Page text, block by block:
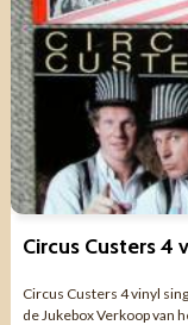
Circus Custers 4 vinyl
de Jukebox Verkoop van